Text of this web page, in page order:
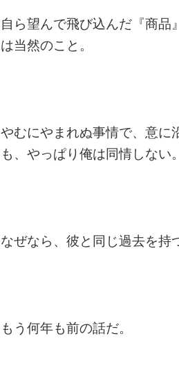
自ら望んで飛び込んだ『商
は当然のこと。
やむにやまれぬ事情で、意に
も、やっぱり俺は同情しない。
なぜなら、彼と同じ過去を持
もう何年も前の話だ。